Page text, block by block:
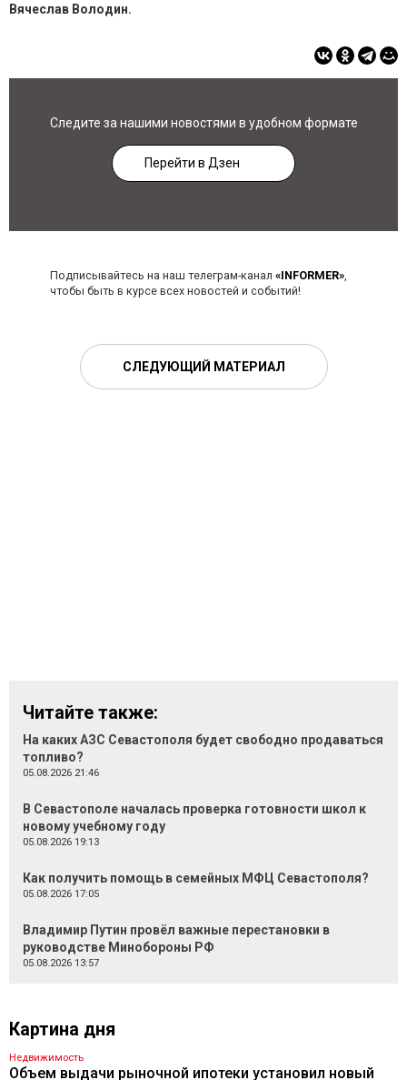
Вячеслав Володин.
Следите за нашими новостями в удобном формате
Перейти в Дзен
Подписывайтесь на наш телеграм-канал «INFORMER»,
чтобы быть в курсе всех новостей и событий!
СЛЕДУЮЩИЙ МАТЕРИАЛ
Читайте также:
На каких АЗС Севастополя будет свободно продаваться
топливо?
05.08.2026 21:46
В Севастополе началась проверка готовности школ к
новому учебному году
05.08.2026 19:13
Как получить помощь в семейных МФЦ Севастополя?
05.08.2026 17:05
Владимир Путин провёл важные перестановки в
руководстве Минобороны РФ
05.08.2026 13:57
Картина дня
Недвижимость
Объем выдачи рыночной ипотеки установил новый